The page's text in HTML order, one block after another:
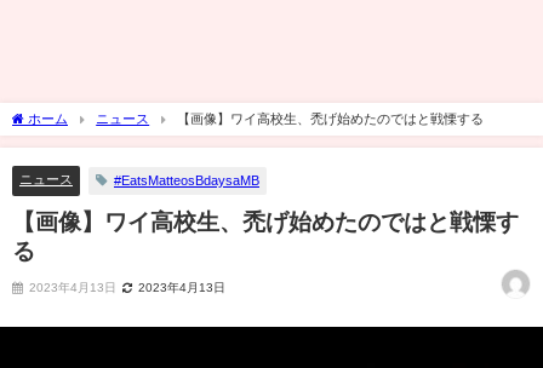
ホーム ニュース 【画像】ワイ高校生、禿げ始めたのではと戦慄する
ニュース #EatsMatteosBdaysaMB
【画像】ワイ高校生、禿げ始めたのではと戦慄す
る
2023年4月13日 2023年4月13日